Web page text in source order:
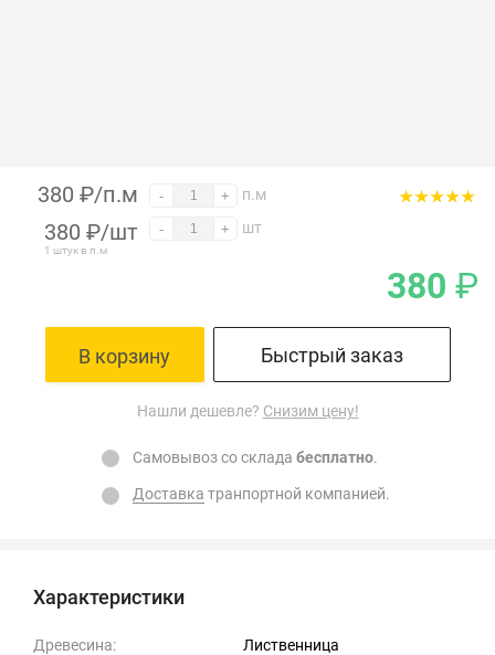
Характеристики
Древесина:
Лиственница
380 ₽/п.м - + п.м
380 ₽/шт
1 штук в п.м
- + шт
380 ₽
В корзину Быстрый заказ
Нашли дешевле? Снизим цену!
Самовывоз со склада бесплатно.
Доставка транпортной компанией.